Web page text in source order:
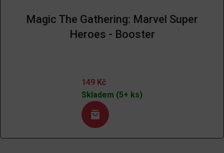
Magic The Gathering: Marvel Super
Heroes - Booster
149 Kč
Skladem (5+ ks)